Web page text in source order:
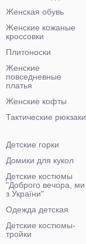
Женская обувь
Женские кожаные
кроссовки
Плитоноски
Женские
повседневные
платья
Женские кофты
Тактические рюкзаки
Детские горки
Домики для кукол
Детские костюмы
"Доброго вечора, ми
з України"
Одежда детская
Детские костюмы-
тройки